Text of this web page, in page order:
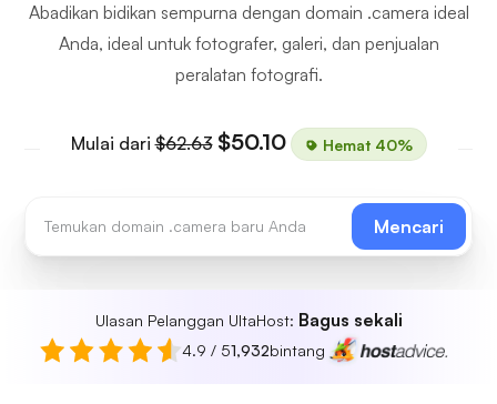
Abadikan bidikan sempurna dengan domain .camera ideal
Anda, ideal untuk fotografer, galeri, dan penjualan
peralatan fotografi.
Mulai dari$62.63 $50.10 Hemat 40%
Mencari
Ulasan Pelanggan UltaHost: Bagus sekali
4.9 / 51,932bintang